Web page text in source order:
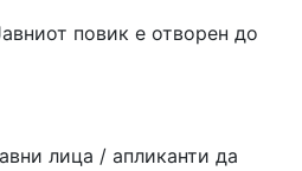
повик е отворен до
лица / апликанти да